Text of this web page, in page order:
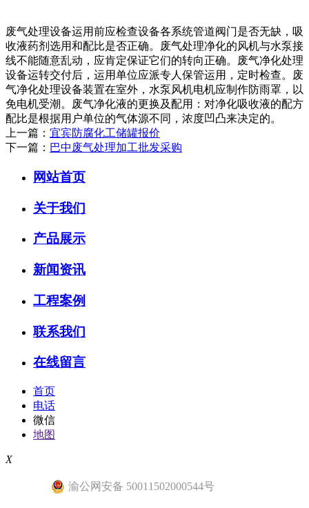
废气处理设备运用前应检查设备各系统管道阀门是否无缺，吸
收液药剂选用和配比是否正确。废气处理净化的风机与水泵接
线不能随意乱动，应肯定保证它们的转向正确。废气净化处理
设备运转交付后，运用单位应派专人保管运用，定时检查。废
气净化处理设备装置在室外，水泵风机电机应制作防雨罩，以
免电机受潮。废气净化液的更换及配用：对净化吸收液的配方
配比是根据用户单位的气体源不同，浓度凹凸来决定的。
上一篇： 宜宾防腐化工储罐报价
下一篇： 巴中废气处理加工批发采购
网站首页
关于我们
产品展示
新闻资讯
工程案例
联系我们
在线留言
首页
电话
微信
地图
X
渝公网安备 50011502000544号